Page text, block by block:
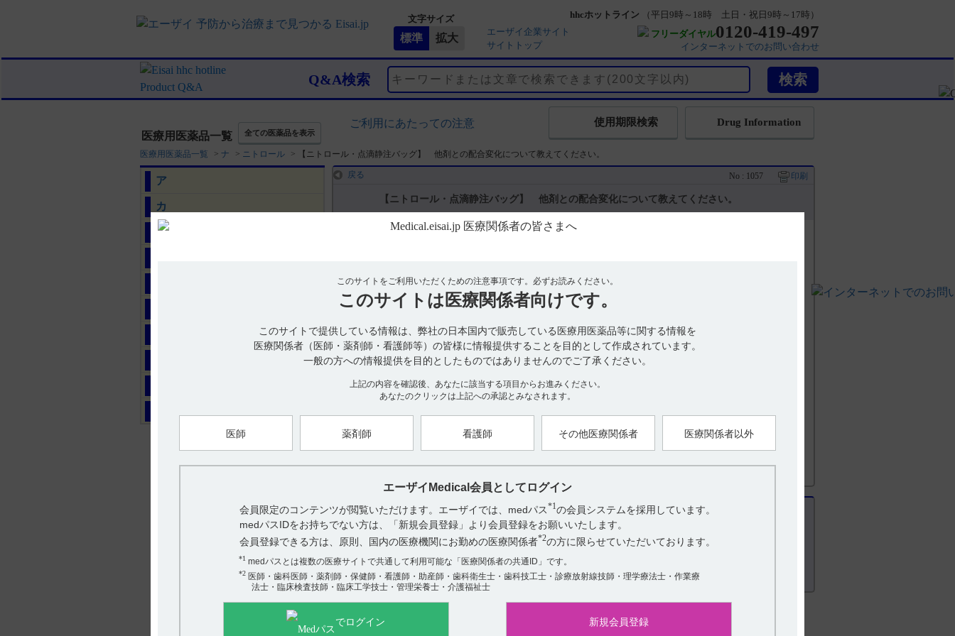
文字サイズ
エーザイ企業サイト
サイトトップ
hhcホットライン
（平日9時～18時 土日・祝日9時～17時）
フリーダイヤル0120-419-497
インターネットでのお問い合わせ
Q&A検索
医療用医薬品一覧 全ての医薬品を表示
ご利用にあたっての注意 Drug Information
使用期限検索
医療用医薬品一覧 > ナ > ニトロール > 【ニトロール・点滴静注バッグ】 他剤との配合変化について教えてください。
ア
カ
サ
このサイトをご利用いただくための注意事項です。 必ずお読みください。
このサイトは 医療関係者向けです。
このサイトで提供している情報は、弊社の日本国内で販売している医療用医薬品等に関する情報を
医療関係者（医師・薬剤師・看護師等）の皆様に情報提供することを目的として作成されています。
一般の方への情報提供を目的としたものではありませんのでご了承ください。
上記の内容を確認後、あなたに該当する項目からお進みください。
あなたのクリックは上記への承認とみなされます。
医師 薬剤師 看護師 その他医療関係者 医療関係者以外
エーザイMedical会員としてログイン
会員限定のコンテンツが閲覧いただけます。エーザイでは、medパス*1の会員システムを採用しています。
medパスIDをお持ちでない方は、「新規会員登録」より会員登録をお願いいたします。
会員登録できる方は、原則、国内の医療機関にお勤めの医療関係者*2の方に限らせていただいております。
*1medパスとは複数の医療サイトで共通して利用可能な「医療関係者の共通ID」です。
*2医師・歯科医師・薬剤師・保健師・看護師・助産師・歯科衛生士・歯科技工士・診療放射線技師・理学療法士・作業療
法士・臨床検査技師・臨床工学技士・管理栄養士・介護福祉士
でログイン 新規会員登録
戻る No : 1057 印刷
【ニトロール・点滴静注バッグ】 他剤との配合変化について教えてください。
詳細は、インタビューフォームをご確認ください。（引用1）
※インタビューフォームはこちら
【引用】
1)ニトロール点滴静注50mgバッグ・100mgバッグ・持続静注25mgシリンジインタビューフォーム 2023年8月
【更新年月】
2024年11月
アンケート:ご意見をお聞かせください
役に立った